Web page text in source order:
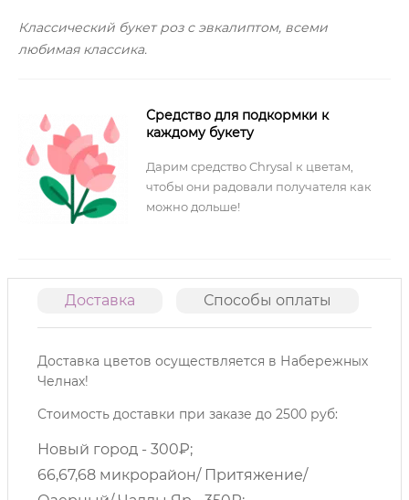
Классический букет роз с эвкалиптом, всеми
любимая классика.
Средство для подкормки к
каждому букету
Дарим средство Chrysal к цветам,
чтобы они радовали получателя как
можно дольше!
Доставка Способы оплаты
Доставка цветов осуществляется в Набережных
Челнах!
Стоимость доставки при заказе до 2500 руб:
Новый город - 300₽;
66,67,68 микрорайон/ Притяжение/